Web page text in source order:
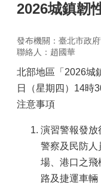
2026城鎮韌
發布機關：臺北市政
聯絡人：趙國華
北部地區「2026城
日（星期四）14時
注意事項
演習警報發放
警察及民防人
場、港口之飛
路及捷運車